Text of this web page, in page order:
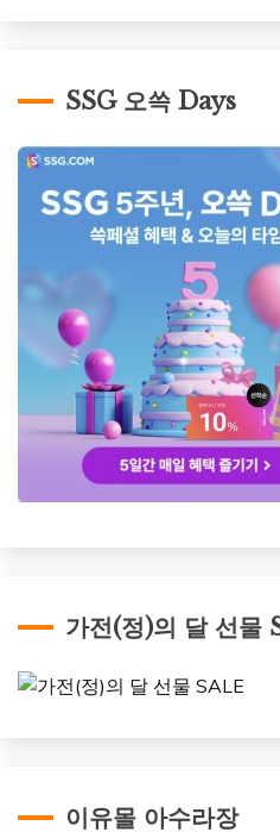
SSG 오쓱 Days
가전(정)의 달 선물
이유몰 아수라장